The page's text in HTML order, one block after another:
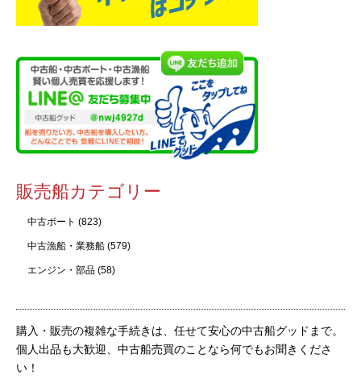
販売船カテゴリー
中古ボート (823)
中古漁船・業務船 (579)
エンジン・部品 (58)
購入・販売の複雑な手続きは、任せて安心の中古船グッドまで。
個人出品も大歓迎、中古船売買のことなら何でもお聞きくださ
い！